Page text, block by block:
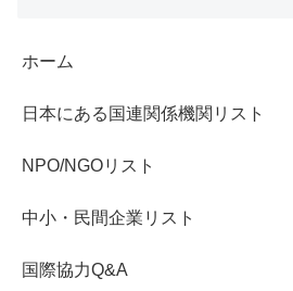
ホーム
日本にある国連関係機関リスト
NPO/NGOリスト
中小・民間企業リスト
国際協力Q&A